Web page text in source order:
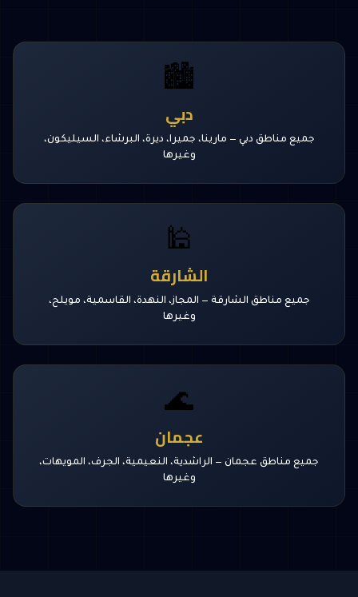
🏙️
دبي
جميع مناطق دبي — مارينا، جميرا، ديرة، البرشاء، السيليكون،
وغيرها
🕌
الشارقة
جميع مناطق الشارقة — المجاز، النهدة، القاسمية، مويلح،
وغيرها
🌊
عجمان
جميع مناطق عجمان — الراشدية، النعيمية، الجرف، المويهات،
وغيرها